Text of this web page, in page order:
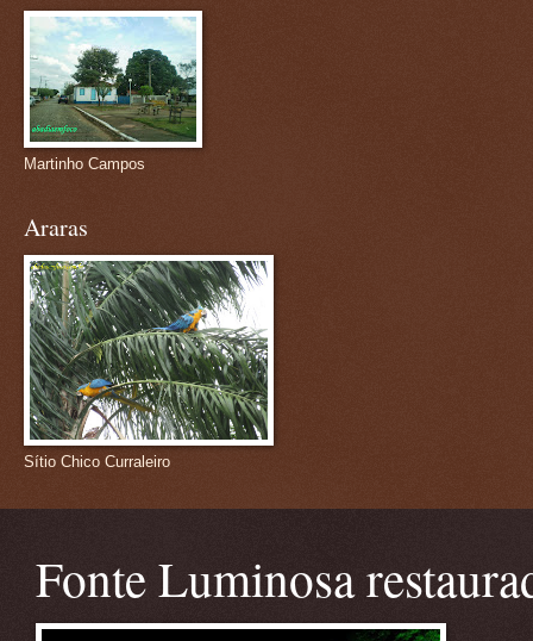
Martinho Campos
Araras
Sítio Chico Curraleiro
Fonte Luminosa